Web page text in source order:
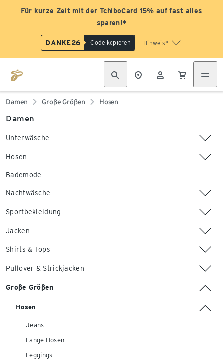
Für kurze Zeit mit der TchiboCard 15% auf fast alles
sparen!*
DANKE26 Code kopieren Hinweis*
Damen Große Größen Hosen
Damen
Unterwäsche
Hosen
Bademode
Nachtwäsche
Sportbekleidung
Jacken
Shirts & Tops
Pullover & Strickjacken
Große Größen
Hosen
Jeans
Lange Hosen
Leggings